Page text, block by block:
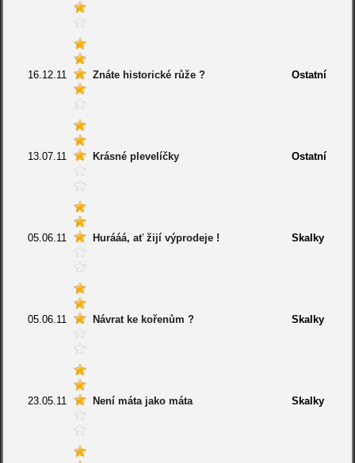
16.12.11 Znáte historické růže ? Ostatní
13.07.11 Krásné plevelíčky Ostatní
05.06.11 Hurááá, ať žijí výprodeje ! Skalky
05.06.11 Návrat ke kořenům ? Skalky
23.05.11 Není máta jako máta Skalky